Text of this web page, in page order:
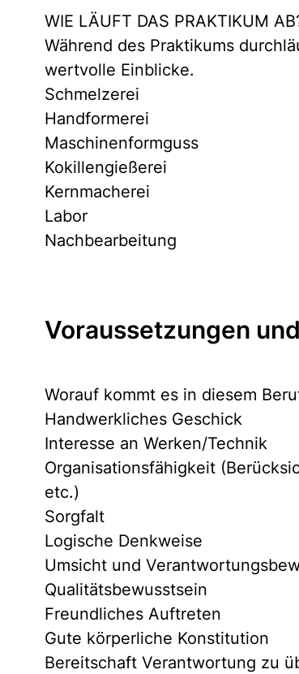
WIE LÄUFT DAS PRAKTIKUM
Während des Praktikums
wertvolle Einblicke.
Schmelzerei
Handformerei
Maschinenformguss
Kokillengießerei
Kernmacherei
Labor
Nachbearbeitung
Voraussetzungen
Worauf kommt es in diesem
Handwerkliches Geschick
Interesse an Werken/Technik
Organisationsfähigkeit
etc.)
Sorgfalt
Logische Denkweise
Umsicht und
Qualitätsbewusstsein
Freundliches Auftreten
Gute körperliche Konstitution
Bereitschaft Verantwortung zu